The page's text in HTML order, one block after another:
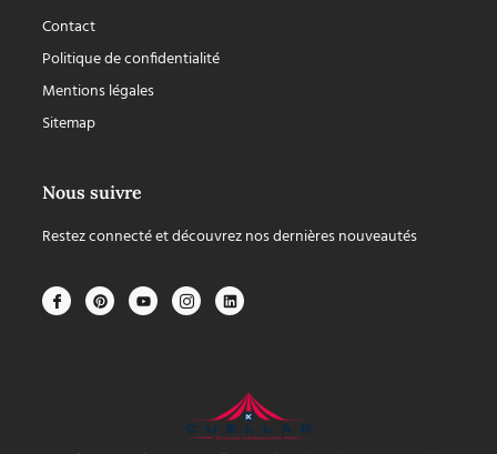
Contact
Politique de confidentialité
Mentions légales
Sitemap
Nous suivre
Restez connecté et découvrez nos dernières nouveautés